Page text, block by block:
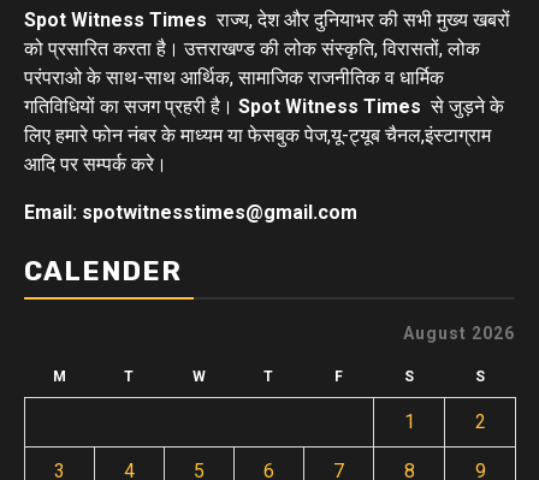
Spot Witness Times राज्य, देश और दुनियाभर की सभी मुख्य खबरों
को प्रसारित करता है। उत्तराखण्ड की लोक संस्कृति, विरासतों, लोक
परंपराओ के साथ-साथ आर्थिक, सामाजिक राजनीतिक व धार्मिक
गतिविधियों का सजग प्रहरी है। Spot Witness Times से जुड़ने के
लिए हमारे फोन नंबर के माध्यम या फेसबुक पेज,यू-ट्यूब चैनल,इंस्टाग्राम
आदि पर सम्पर्क करे।
Email: spotwitnesstimes@gmail.com
CALENDER
August 2026
M T W T F S S
1 2
3 4 5 6 7 8 9